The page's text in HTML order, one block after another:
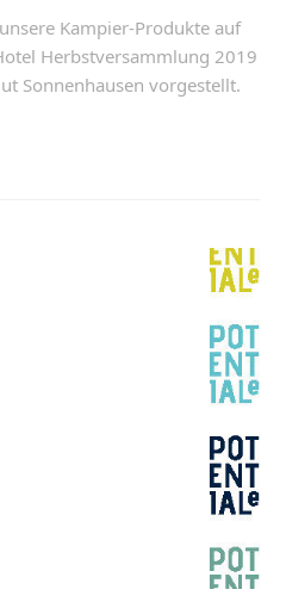
Kampier-Produkte auf
Herbstversammlung 2019
Sonnenhausen vorgestellt.